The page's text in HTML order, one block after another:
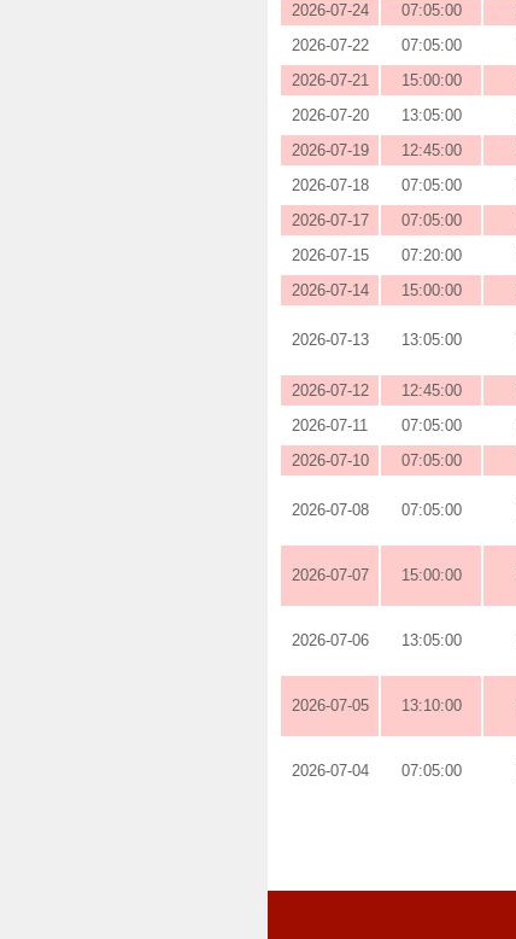
2026-07-24 07:05:00
2026-07-22
07:05:00
2026-07-21
15:00:00
2026-07-20
13:05:00
2026-07-19
12:45:00
2026-07-18
07:05:00
2026-07-17
07:05:00
2026-07-15
07:20:00
2026-07-14
15:00:00
2026-07-13 13:05:00
2026-07-12 12:45:00
2026-07-11
07:05:00
2026-07-10
07:05:00
2026-07-08 07:05:00
2026-07-07 15:00:00
2026-07-06 13:05:00
2026-07-05 13:10:00
2026-07-04 07:05:00